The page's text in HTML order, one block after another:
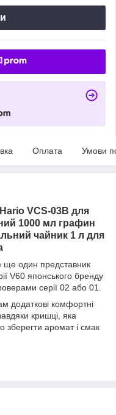
Оплата Умови
VCS-03B для
1000 мл графин
чайник 1 л для
ще один представник
V60 японського бренду
серії 02 або 01.
додаткові комфортні
кришці, яка
зберегти аромат і смак